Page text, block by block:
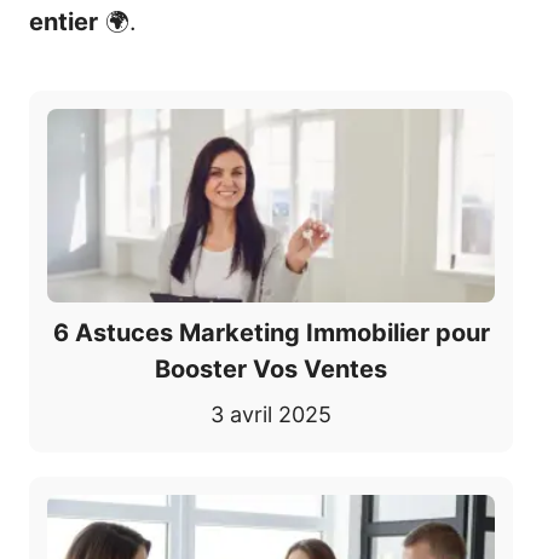
entier 🌍.
6 Astuces Marketing Immobilier pour
Booster Vos Ventes
3 avril 2025